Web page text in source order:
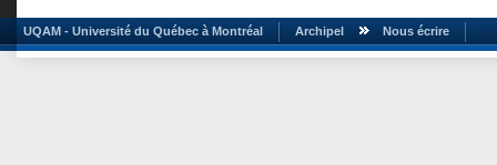
UQAM - Université du Québec à Montréal Archipel Nous écrire